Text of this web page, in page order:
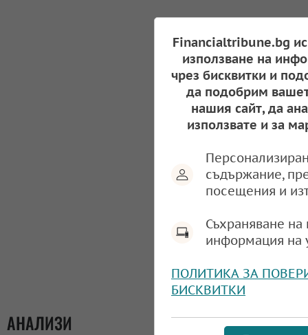
АНАЛИЗИ
Financialtribune.bg
използване на
чрез бисквитки и
да подобрим
нашия сайт, да
използвате и за
съдържание,
посещения и
Съхраняване
информация на
ПОЛИТИКА ЗА
БИСКВИТКИ